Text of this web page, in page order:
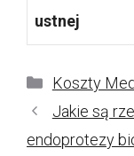
ustnej
Kategorie
Koszty
Jakie są
endoprotezy